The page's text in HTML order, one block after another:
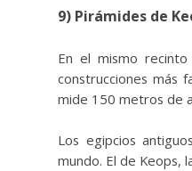
9) Pirámides de
En el mismo
construcciones más
mide 150 metros de
Los egipcios
mundo. El de Keops,